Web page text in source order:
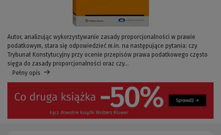
Autor, analizując wykorzystywanie zasady proporcjonalności w prawie
podatkowym, stara się odpowiedzieć m.in. na następujące pytania: czy
Trybunał Konstytucyjny przy ocenie przepisów prawa podatkowego często
sięga do zasady proporcjonalności oraz czy...
Pełny opis